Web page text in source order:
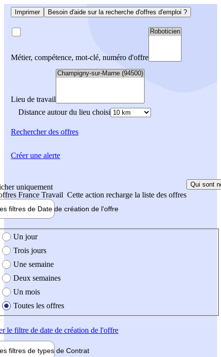
Imprimer Besoin d'aide sur la recherche d'offres d'emploi ?
Métier, compétence, mot-clé, numéro d'offre
Lieu de travail
Distance autour du lieu choisi
Rechercherdes offres
uniquement
France Travail Cette action recharge la liste des offres
Qui sont
filtres de Date de création de l'offre
création de l'offre
Un jour
Trois jours
Une semaine
Deux semaines
Un mois
Toutes les offres
le filtre de date de création de l'offre
filtres de types de Contrat
Créer une alerte